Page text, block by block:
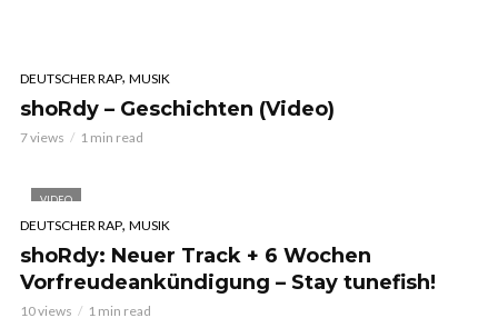
DEUTSCHER RAP, MUSIK
shoRdy – Geschichten (Video)
7 views 1 min read
VIDEO
DEUTSCHER RAP, MUSIK
shoRdy: Neuer Track + 6 Wochen
Vorfreudeankündigung – Stay tunefish!
10 views 1 min read